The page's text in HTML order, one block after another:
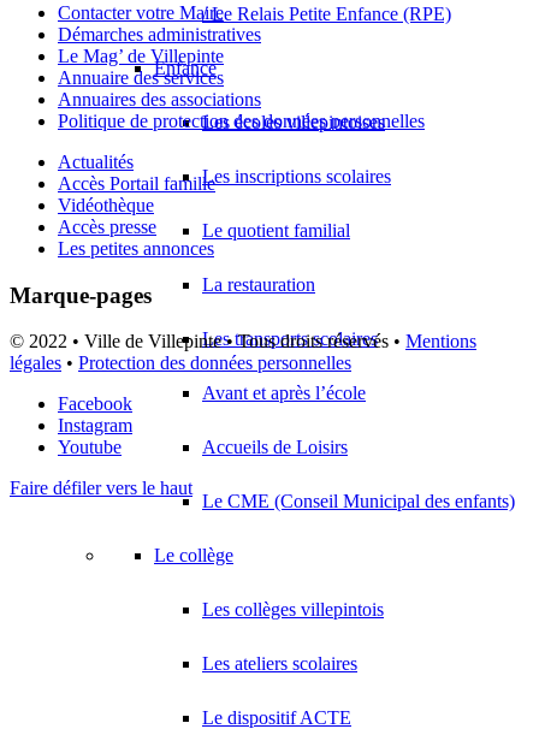
/ Le Relais Petite Enfance (RPE)
Enfance
Les écoles villepintoises
Les inscriptions scolaires
Le quotient familial
La restauration
Les transports scolaires
Avant et après l’école
Accueils de Loisirs
Le CME (Conseil Municipal des enfants)
Le collège
Les collèges villepintois
Les ateliers scolaires
Le dispositif ACTE
Contacter votre Maire
Démarches administratives
Le Mag’ de Villepinte
Annuaire des services
Annuaires des associations
Politique de protection des données personnelles
Actualités
Accès Portail famille
Vidéothèque
Accès presse
Les petites annonces
Marque-pages
© 2022 • Ville de Villepinte • Tous droits réservés • Mentions
légales • Protection des données personnelles
Facebook
Instagram
Youtube
Faire défiler vers le haut